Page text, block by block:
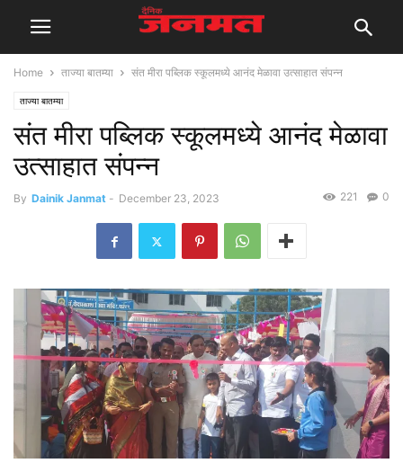
Home ताज्या बातम्या संत मीरा पब्लिक स्कूलमध्ये आनंद मेळावा उत्साहात संपन्न
ताज्या बातम्या
संत मीरा पब्लिक स्कूलमध्ये आनंद मेळावा
उत्साहात संपन्न
By Dainik Janmat - December 23, 2023 0
221